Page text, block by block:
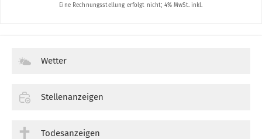
Wetter
Stellenanzeigen
Todesanzeigen